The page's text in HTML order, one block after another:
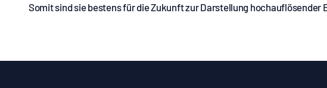
Somit sind sie bestens für die Zukunft zur Darstellung hochauflösender